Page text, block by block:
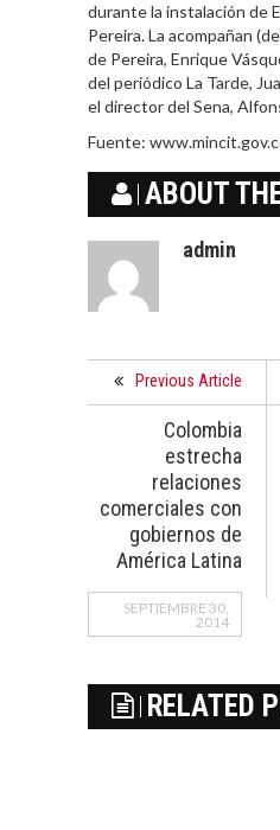
durante la instalación de
Pereira. La acompañan
de Pereira, Enrique
del periódico La Tarde,
el director del Sena,
Fuente:
ABOUT
admin
Previous Article
Colombia
estrecha
relaciones
comerciales con
gobiernos de
América Latina
SEPTIEMBRE 30,
2014
RELATED